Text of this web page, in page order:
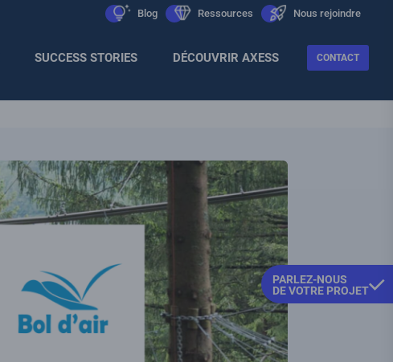
Blog
icon Ressources
icon Nous rejoindre
icon
SUCCESS STORIES DÉCOUVRIR AXESS CONTACT
PARLEZ-NOUS
DE VOTRE PROJET